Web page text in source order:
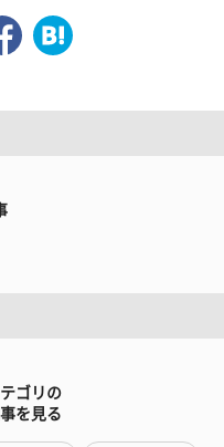
ゴリの
を見る